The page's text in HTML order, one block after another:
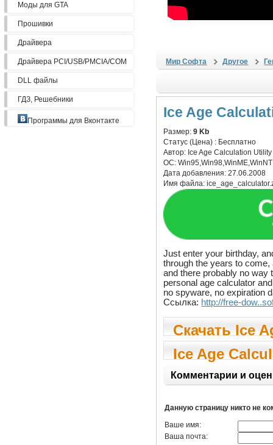
Моды для GTA
Прошивки
Драйвера
Драйвера PCI/USB/PMCIA/COM
DLL файлы
ГДЗ, Решебники
Программы для Вконтакте
Мир Софта Другое
Ice Age
Размер:9 Kb
Статус (Цена) : Бесплатно
Автор: Ice Age Calculation
ОС:
Дата добавления:27.06.2008
Имя файла:
Just enter your birthday,
through the years to
and there probably no way
personal age calculator
no spyware, no expiration
Ссылка: http://free-
Скачать Ice
Ice Age
Комментарии и
Данную страницу никто не
Ваше имя:
Ваша почта: